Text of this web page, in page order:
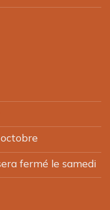
octobre
fermé le samedi